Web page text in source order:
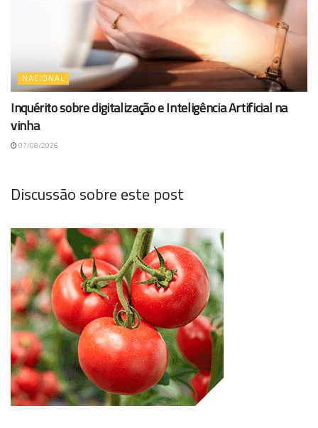
NACIONAL
Inquérito sobre digitalização e Inteligência Artificial na
vinha
07/08/2026
Discussão sobre este post